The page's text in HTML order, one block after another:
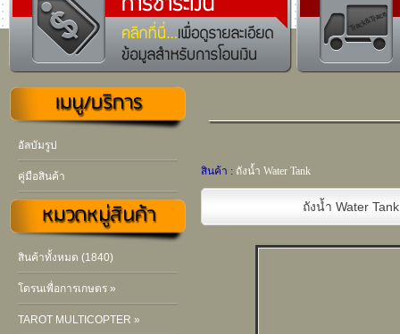
อัลบัมรูป
คู่มือสินค้า
สินค้าทั้งหมด (1840)
โดรนเพื่อการเกษตร »
TAROT MULTICOPTER »
สินค้า : ถังน้ำ Water Tank
ถังน้ำ Water